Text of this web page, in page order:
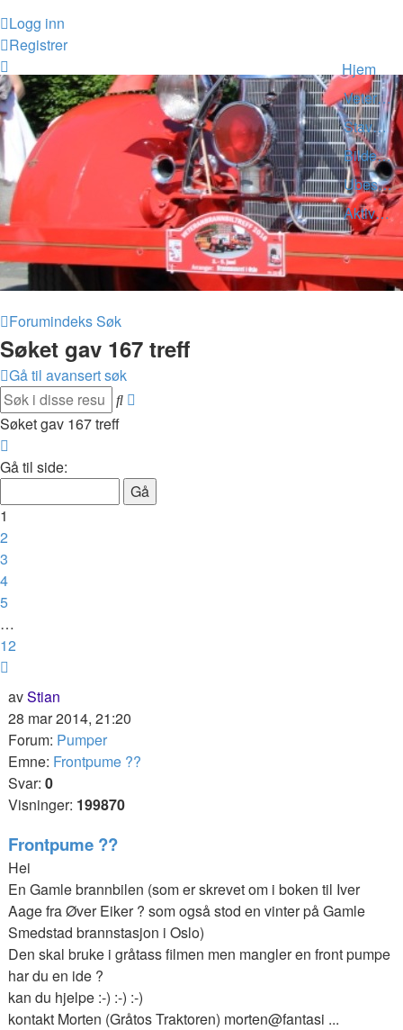
Logg inn
Registrer
Hjem
Veteranbrannbiltreff 2008
Stavanger Brannbilklubb
Bildegalleri
Ubesvarte innlegg
Aktive emner
ForumindeksSøk
Søket gav 167 treff
Gå til avansert søk
Søk
Søket gav 167 treff
1
12
Gå til side:
1
2
3
4
5
…
12
avStian
28 mar 2014, 21:20
Forum: Pumper
Emne: Frontpume ??
Svar: 0
Visninger: 199870
Frontpume ??
Hei
En Gamle brannbilen (som er skrevet om i boken til Iver
Aage fra Øver Eiker ? som også stod en vinter på Gamle
Smedstad brannstasjon i Oslo)
Den skal bruke i gråtass filmen men mangler en front pumpe
har du en ide ?
kan du hjelpe :-) :-) :-)
kontakt Morten (Gråtos Traktoren) morten@fantasi ...